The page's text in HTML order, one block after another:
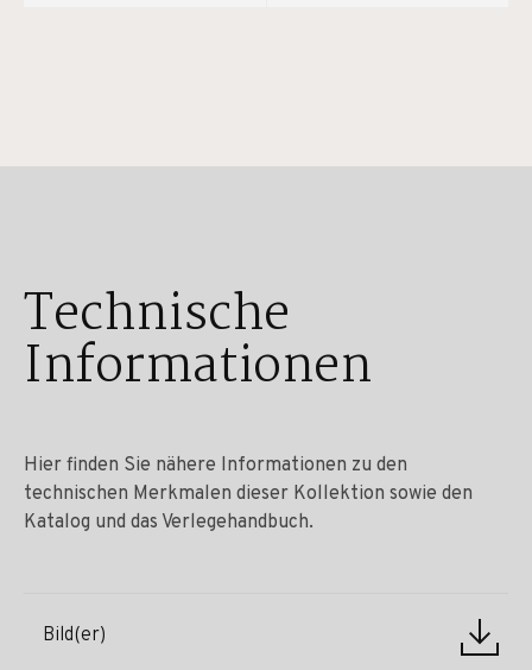
Technische
Informationen
Hier finden Sie nähere Informationen zu den
technischen Merkmalen dieser Kollektion sowie den
Katalog und das Verlegehandbuch.
Bild(er)